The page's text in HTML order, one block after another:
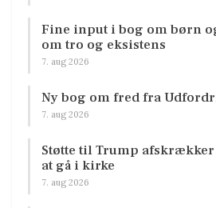
Fine input i bog om børn
om tro og eksistens
7. aug 2026
Ny bog om fred fra
7. aug 2026
Støtte til Trump
at gå i kirke
7. aug 2026